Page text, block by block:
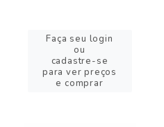
Faça seu login
ou
cadastre-se
para ver preços
e comprar